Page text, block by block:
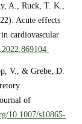
A., Ruck, T. K.,
Acute effects
cardiovascular
V., & Grebe, D.
of
10.1007/s10865-